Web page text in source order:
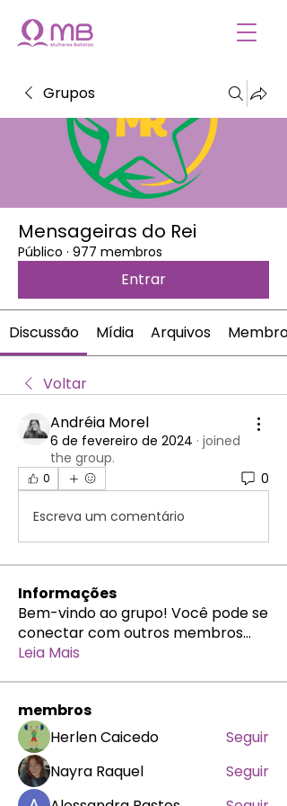
Grupos
Mensageiras do Rei
Público · 977 membros
Entrar
Discussão Mídia Arquivos Membros
Voltar
Andréia Morel
6 de fevereiro de 2024 · joined
the group.
0 0
Escreva um comentário
Informações
Bem-vindo ao grupo! Você pode se
conectar com outros membros...
Leia Mais
membros
Herlen Caicedo
Seguir
Nayra Raquel
Seguir